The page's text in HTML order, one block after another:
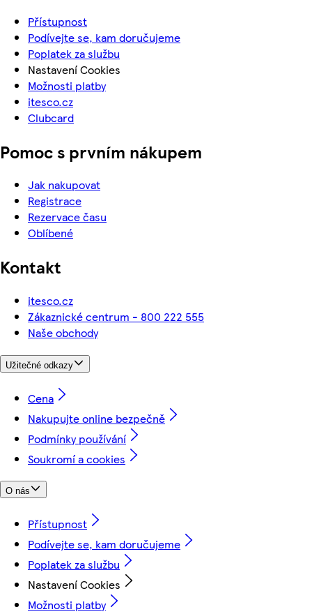
Přístupnost
Podívejte se, kam doručujeme
Poplatek za službu
Nastavení Cookies
Možnosti platby
itesco.cz
Clubcard
Pomoc s prvním nákupem
Jak nakupovat
Registrace
Rezervace času
Oblíbené
Kontakt
itesco.cz
Zákaznické centrum - 800 222 555
Naše obchody
Užitečné odkazy
Cena
Nakupujte online bezpečně
Podmínky používání
Soukromí a cookies
O nás
Přístupnost
Podívejte se, kam doručujeme
Poplatek za službu
Nastavení Cookies
Možnosti platby